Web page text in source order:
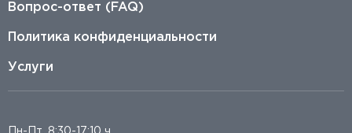
Вопрос-ответ (FAQ)
Политика конфиденциальности
Услуги